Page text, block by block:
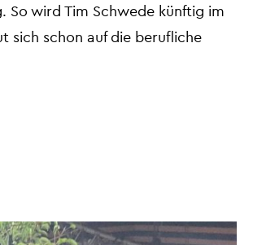
So wird Tim Schwede künftig im
sich schon auf die berufliche